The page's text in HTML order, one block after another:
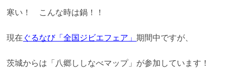
寒い！ こんな時は鍋！！
現在 ぐるなび「全国ジビエフェア」期間中ですが、
茨城からは「八郷ししなべマップ」が参加しています！